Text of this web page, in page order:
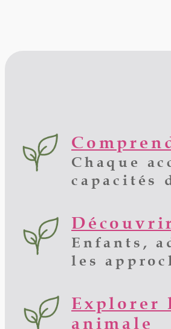
Chaque
capacités
Enfants,
les
Explorer
animale